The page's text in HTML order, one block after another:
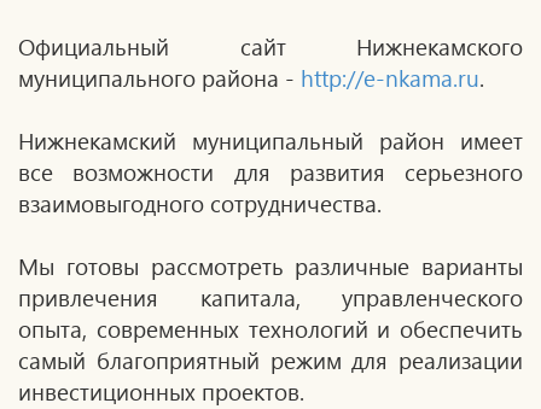
Официальный сайт Нижнекамского
муниципального района - http://e-nkama.ru.
Нижнекамский муниципальный район имеет
все возможности для развития серьезного
взаимовыгодного сотрудничества.
Мы готовы рассмотреть различные варианты
привлечения капитала, управленческого
опыта, современных технологий и обеспечить
самый благоприятный режим для реализации
инвестиционных проектов.